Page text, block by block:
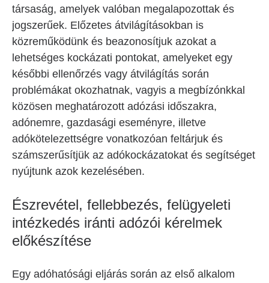
társaság, amelyek valóban megalapozottak és
jogszerűek. Előzetes átvilágításokban is
közreműködünk és beazonosítjuk azokat a
lehetséges kockázati pontokat, amelyeket egy
későbbi ellenőrzés vagy átvilágítás során
problémákat okozhatnak, vagyis a megbízónkkal
közösen meghatározott adózási időszakra,
adónemre, gazdasági eseményre, illetve
adókötelezettségre vonatkozóan feltárjuk és
számszerűsítjük az adókockázatokat és segítséget
nyújtunk azok kezelésében.
Észrevétel, fellebbezés, felügyeleti
intézkedés iránti adózói kérelmek
előkészítése
Egy adóhatósági eljárás során az első alkalom